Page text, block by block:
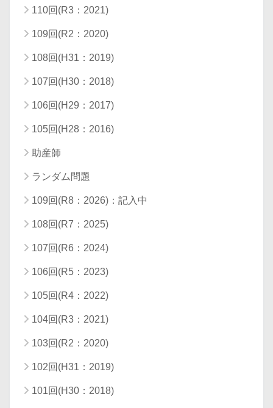
110回(R3：2021)
109回(R2：2020)
108回(H31：2019)
107回(H30：2018)
106回(H29：2017)
105回(H28：2016)
助産師
ランダム問題
109回(R8：2026)：記入中
108回(R7：2025)
107回(R6：2024)
106回(R5：2023)
105回(R4：2022)
104回(R3：2021)
103回(R2：2020)
102回(H31：2019)
101回(H30：2018)